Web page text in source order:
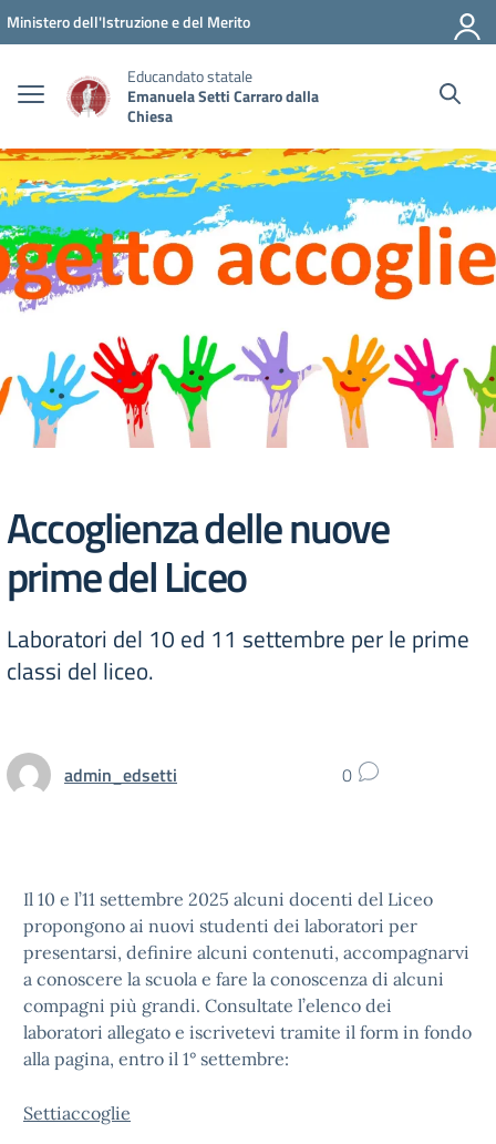
Vai ai contenuti
Vai al menu di navigazione
Vai al footer
Ministero dell'Istruzione e del Merito
Educandato statale
Emanuela Setti Carraro dalla
Chiesa
Accoglienza delle nuove
prime del Liceo
Laboratori del 10 ed 11 settembre per le prime
classi del liceo.
admin_edsetti 0
Il 10 e l’11 settembre 2025 alcuni docenti del Liceo
propongono ai nuovi studenti dei laboratori per
presentarsi, definire alcuni contenuti, accompagnarvi
a conoscere la scuola e fare la conoscenza di alcuni
compagni più grandi. Consultate l’elenco dei
laboratori allegato e iscrivetevi tramite il form in fondo
alla pagina, entro il 1° settembre:
Settiaccoglie